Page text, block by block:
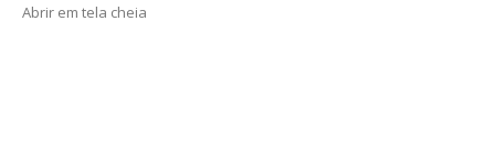
Abrir em tela cheia